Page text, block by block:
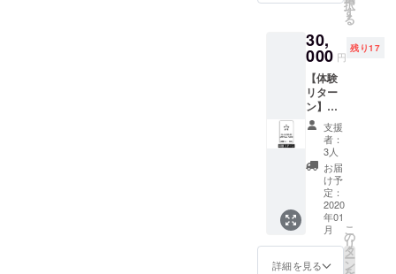
お気を
ださ
い。 ・
有効期
限はプ
ロジェ
クト成
立月か
ら2年と
させて
頂きま
す。
ト寝
袋、自
転車を
お貸し
するの
みなの
で、そ
れ以外
のもの
は各自
でお持
ちくだ
さい。
・現地
宿泊費
い。 ・
庭のス
をお貸
ししま
す。宅
内には
入れま
せん。
テン
ト、自
転車は
ご利用
できま
せん。
ご了承
くださ
好きな
とこに
行くの
もよ
し、
ベース
内で薪
割り、
土いじ
り、工
具を
使って
DIYな
ど、 自
由に外
房の1日
を楽し
択
す
る
30,
000 円
残り17
【体験
リター
ン】年
間フ
リーパ
中、予
約が空
いてい
る日は
使用可
能！！
予約は
先客順
支援
者：
3人
お届
け予
定：
2020
年01
月
詳細を見る
こ
の
リ
タ
ー
ン